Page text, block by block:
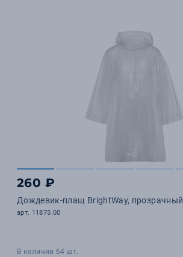
260 ₽
Дождевик-плащ BrightWay, прозрачный
арт. 11875.00
В наличии 64 шт.